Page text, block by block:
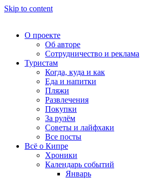
Skip to content
О проекте
Об авторе
Сотрудничество и реклама
Туристам
Когда, куда и как
Еда и напитки
Пляжи
Развлечения
Покупки
За рулём
Советы и лайфхаки
Все посты
Всё о Кипре
Хроники
Календарь событий
Январь